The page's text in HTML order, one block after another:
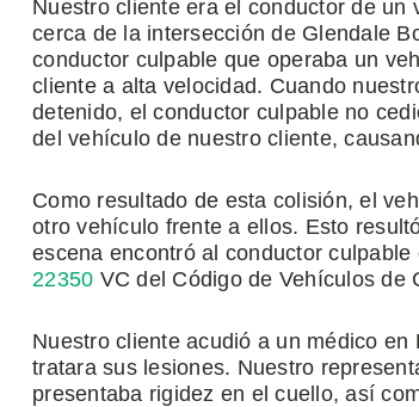
Nuestro cliente era el conductor de
cerca de la intersección de Glendale
conductor culpable que operaba un
cliente a alta velocidad. Cuando
detenido, el conductor culpable no
del vehículo de nuestro cliente,
Como resultado de esta colisión, el
otro vehículo frente a ellos. Esto
escena encontró al conductor
22350 VC del Código de Vehículos de
Nuestro cliente acudió a un médico
tratara sus lesiones. Nuestro
presentaba rigidez en el cuello, así